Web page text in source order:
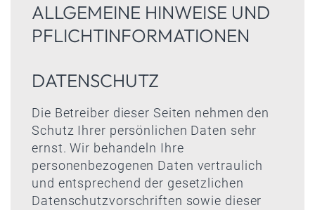
ALLGEMEINE HINWEISE UND
PFLICHTINFORMATIONEN
DATENSCHUTZ
Die Betreiber dieser Seiten nehmen den
Schutz Ihrer persönlichen Daten sehr
ernst. Wir behandeln Ihre
personenbezogenen Daten vertraulich
und entsprechend der gesetzlichen
Datenschutzvorschriften sowie dieser